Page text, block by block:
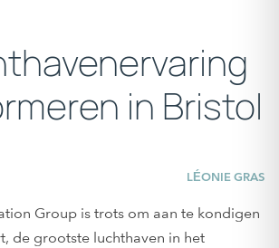
in Bristol
LÉONIE GRAS
Group is trots om aan te kondigen
de grootste luchthaven in het